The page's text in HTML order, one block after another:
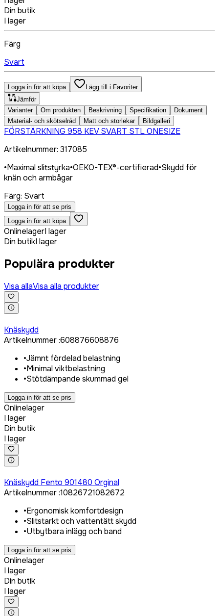
Din butik
I lager
Färg
Svart
Logga in för att köpa
Lägg till i Favoriter
Jämför
Varianter
Om produkten Beskrivning Specifikation
Dokument
Material- och skötselråd
Matt och storlekar Bildgalleri
FÖRSTÄRKNING 958 KEV SVART STL ONESIZE
Artikelnummer: 317085
•Maximal slitstyrka•OEKO-TEX®-certifierad•Skydd för
knän och armbågar
Färg: Svart
Logga in för att se pris
Logga in för att köpa
OnlinelagerI lager
Din butikI lager
Populära produkter
Visa allaVisa alla produkter
Knäskydd
Artikelnummer:608876608876
•Jämnt fördelad belastning
•Minimal viktbelastning
•Stötdämpande skummad gel
Logga in för att se pris
Onlinelager
I lager
Din butik
I lager
Knäskydd Fento 901480 Orginal
Artikelnummer:10826721082672
•Ergonomisk komfortdesign
•Slitstarkt och vattentätt skydd
•Utbytbara inlägg och band
Logga in för att se pris
Onlinelager
I lager
Din butik
I lager